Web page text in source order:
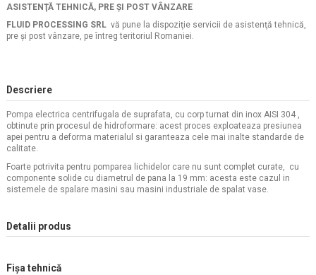
ASISTENŢĂ TEHNICĂ, PRE ŞI POST VÂNZARE
FLUID PROCESSING SRL vă pune la dispoziţie servicii de asistenţă tehnică,
pre şi post vânzare, pe întreg teritoriul Romaniei.
Descriere
Pompa electrica centrifugala de suprafata, cu corp turnat din inox AISI 304 ,
obtinute prin procesul de hidroformare: acest proces exploateaza presiunea
apei pentru a deforma materialul si garanteaza cele mai inalte standarde de
calitate.
Foarte potrivita pentru pomparea lichidelor care nu sunt complet curate, cu
componente solide cu diametrul de pana la 19 mm: acesta este cazul in
sistemele de spalare masini sau masini industriale de spalat vase.
Detalii produs
Fișa tehnică